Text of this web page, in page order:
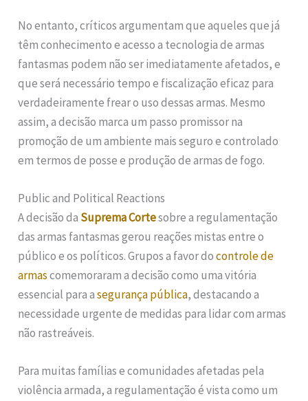
No entanto, críticos argumentam que aqueles que já
têm conhecimento e acesso a tecnologia de armas
fantasmas podem não ser imediatamente afetados, e
que será necessário tempo e fiscalização eficaz para
verdadeiramente frear o uso dessas armas. Mesmo
assim, a decisão marca um passo promissor na
promoção de um ambiente mais seguro e controlado
em termos de posse e produção de armas de fogo.
Public and Political Reactions
A decisão da Suprema Cortesobre a regulamentação
das armas fantasmas gerou reações mistas entre o
público e os políticos. Grupos a favor docontrole de
armascomemoraram a decisão como uma vitória
essencial para asegurança pública, destacando a
necessidade urgente de medidas para lidar com armas
não rastreáveis.
Para muitas famílias e comunidades afetadas pela
violência armada, a regulamentação é vista como um